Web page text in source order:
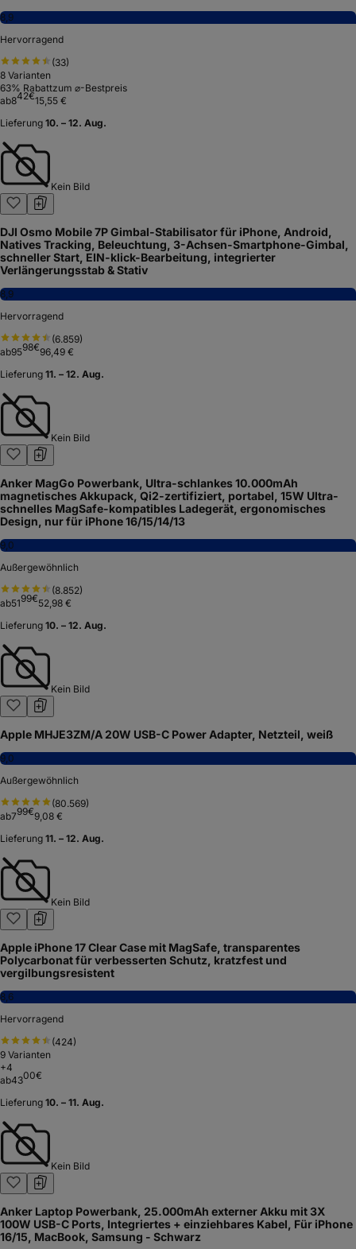
8,9
Hervorragend
(33)
8 Varianten
63% Rabattzum ⌀-Bestpreis
ab842€15,55 €
Lieferung 10. – 12. Aug.
Kein Bild
DJI Osmo Mobile 7P Gimbal-Stabilisator für iPhone, Android,
Natives Tracking, Beleuchtung, 3-Achsen-Smartphone-Gimbal,
schneller Start, EIN-klick-Bearbeitung, integrierter
Verlängerungsstab & Stativ
8,9
Hervorragend
(6.859)
ab9598€96,49 €
Lieferung 11. – 12. Aug.
Kein Bild
Anker MagGo Powerbank, Ultra-schlankes 10.000mAh
magnetisches Akkupack, Qi2-zertifiziert, portabel, 15W Ultra-
schnelles MagSafe-kompatibles Ladegerät, ergonomisches
Design, nur für iPhone 16/15/14/13
9,0
Außergewöhnlich
(8.852)
ab5199€52,98 €
Lieferung 10. – 12. Aug.
Kein Bild
Apple MHJE3ZM/A 20W USB-C Power Adapter, Netzteil, weiß
9,0
Außergewöhnlich
(80.569)
ab799€9,08 €
Lieferung 11. – 12. Aug.
Kein Bild
Apple iPhone 17 Clear Case mit MagSafe, transparentes
Polycarbonat für verbesserten Schutz, kratzfest und
vergilbungsresistent
8,6
Hervorragend
(424)
9 Varianten
+4
ab4300€
Lieferung 10. – 11. Aug.
Kein Bild
Anker Laptop Powerbank, 25.000mAh externer Akku mit 3X
100W USB-C Ports, Integriertes + einziehbares Kabel, Für iPhone
16/15, MacBook, Samsung - Schwarz